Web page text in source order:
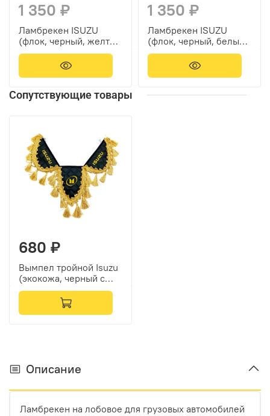
1 350 ₽
Ламбрекен ISUZU
(флок, черный, желтые
шарики) 230см
1 350 ₽
Ламбрекен ISUZU
(флок, черный, белые
шарики) 230см
Сопутствующие товары
680 ₽
Вымпел тройной Isuzu
(экокожа, черный с
золотой вышивкой)
Описание
Ламбрекен на лобовое для грузовых автомобилей